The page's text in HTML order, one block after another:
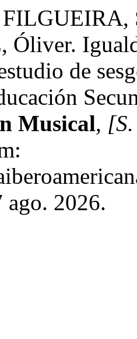
de
Musical,
ago. 2026.